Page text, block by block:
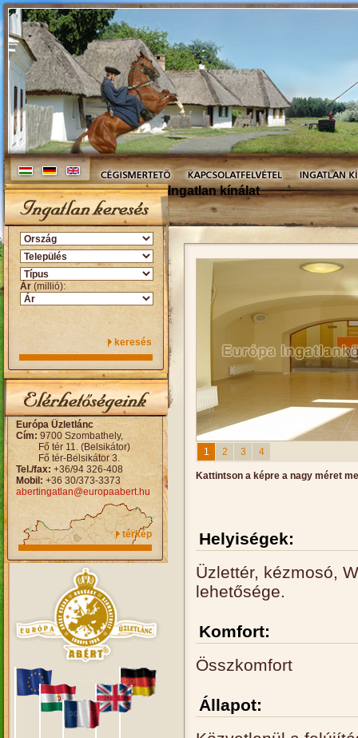
Ár (millió):
keresés
Európa Üzletlánc
Cím: 9700 Szombathely,
Fő tér 11. (Belsikátor)
Fő tér-Belsikátor 3.
Tel./fax: +36/94 326-408
Mobil: +36 30/373-3373
abertingatlan@europaabert.hu
térkép
Ingatlan kínálat
1 2 3 4
Kattintson a képre a nagy méret
Helyiségek:
Üzlettér, kézmosó,
lehetősége.
Komfort:
Összkomfort
Állapot: